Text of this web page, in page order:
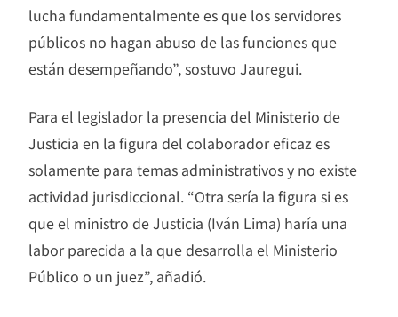
lucha fundamentalmente es que los servidores
públicos no hagan abuso de las funciones que
están desempeñando”, sostuvo Jauregui.
Para el legislador la presencia del Ministerio de
Justicia en la figura del colaborador eficaz es
solamente para temas administrativos y no existe
actividad jurisdiccional. “Otra sería la figura si es
que el ministro de Justicia (Iván Lima) haría una
labor parecida a la que desarrolla el Ministerio
Público o un juez”, añadió.